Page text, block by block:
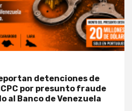
detenciones de
por presunto fraude
al Banco de Venezuela